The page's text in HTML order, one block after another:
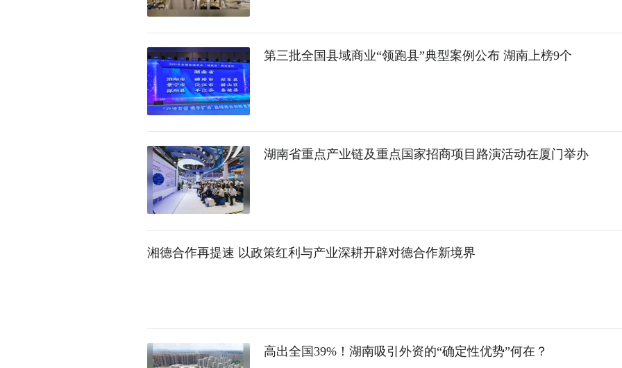
第三批全国县域商业“领跑县”典型案例公布 湖南上榜9个
湖南省重点产业链及重点国家招商项目路演活动在厦门举办
湘德合作再提速 以政策红利与产业深耕开辟对德合作新境界
高出全国39%！湖南吸引外资的“确定性优势”何在？